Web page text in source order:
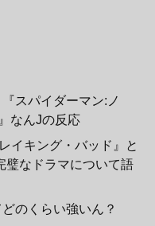
『スパイダーマン:ノ
なんJの反応
レイキング・バッド』と
璧なドラマについて語
のくらい強いん？